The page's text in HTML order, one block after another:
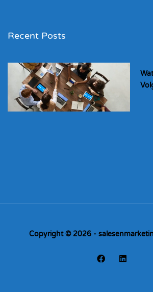
Recent Posts
Copyright © 2026 -